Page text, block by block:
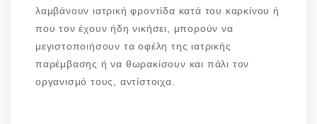
λαμβάνουν ιατρική φροντίδα κατά του καρκίνου ή
που τον έχουν ήδη νικήσει, μπορούν να
μεγιστοποιήσουν τα οφέλη της ιατρικής
παρέμβασης ή να θωρακίσουν και πάλι τον
οργανισμό τους, αντίστοιχα.